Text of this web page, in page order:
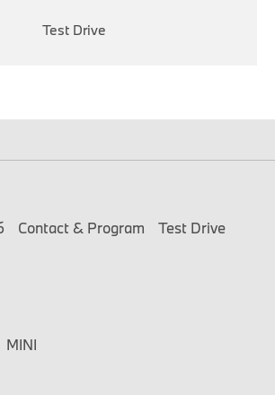
Test Drive
Contact & Program
Test Drive
MINI